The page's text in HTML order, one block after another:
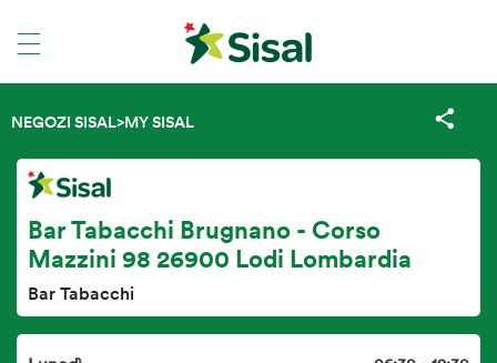
NEGOZI SISAL>MY SISAL
Bar Tabacchi Brugnano - Corso
Mazzini 98 26900 Lodi Lombardia
Bar Tabacchi